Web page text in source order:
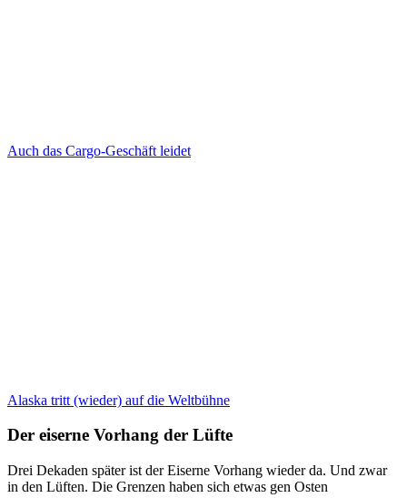
Auch das Cargo-Geschäft leidet
Alaska tritt (wieder) auf die Weltbühne
Der eiserne Vorhang der Lüfte
Drei Dekaden später ist der Eiserne Vorhang wieder da. Und zwar
in den Lüften. Die Grenzen haben sich etwas gen Osten